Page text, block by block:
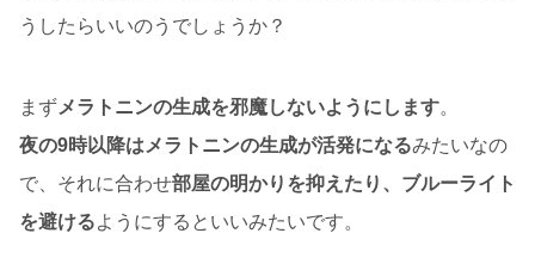
うしたらいいのうでしょうか？
まずメラトニンの生成を邪魔しないようにします。
夜の9時以降はメラトニンの生成が活発になるみたいなの
で、それに合わせ部屋の明かりを抑えたり、ブルーライト
を避けるようにするといいみたいです。